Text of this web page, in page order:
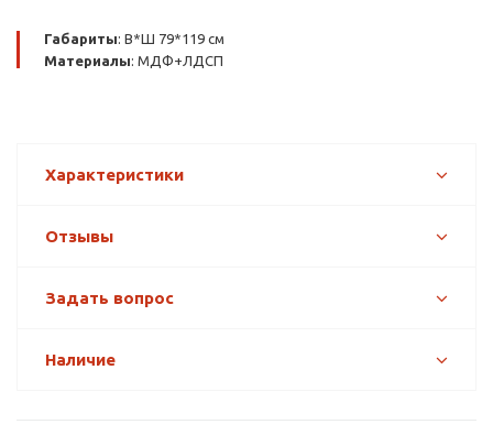
Габариты: В*Ш 79*119 см
Материалы: МДФ+ЛДСП
Характеристики
Отзывы
Задать вопрос
Наличие